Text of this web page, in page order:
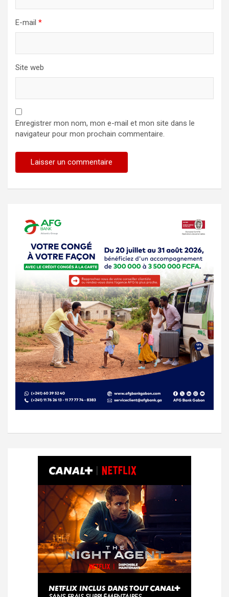
E-mail *
Site web
Enregistrer mon nom, mon e-mail et mon site dans le
navigateur pour mon prochain commentaire.